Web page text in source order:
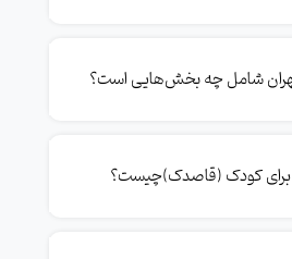
تهران شامل چه بخش‌هایی است؟
برای کودک (قاصدک)چیست؟